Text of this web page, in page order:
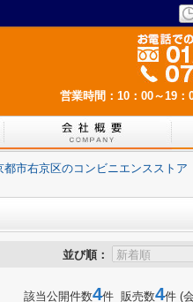
営業時間：10：00～19：
都市右京区のコンビニエンスストア
並び順：
該当公開件数4件 販売数4件 (